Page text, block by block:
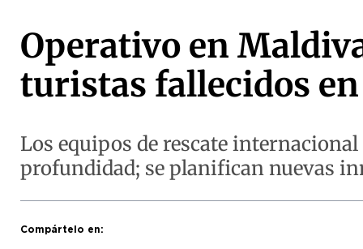
Operativo en
turistas fallecidos
Los equipos de rescate
profundidad; se planifican nuevas
Compártelo en: